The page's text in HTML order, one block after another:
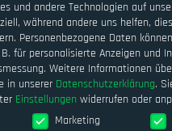
und andere Technologien auf
während andere uns helfen,
Personenbezogene Daten
B. für personalisierte Anzeigen und
Weitere Informationen
in unserer Datenschutzerklärung.
Einstellungen widerrufen oder
Marketing